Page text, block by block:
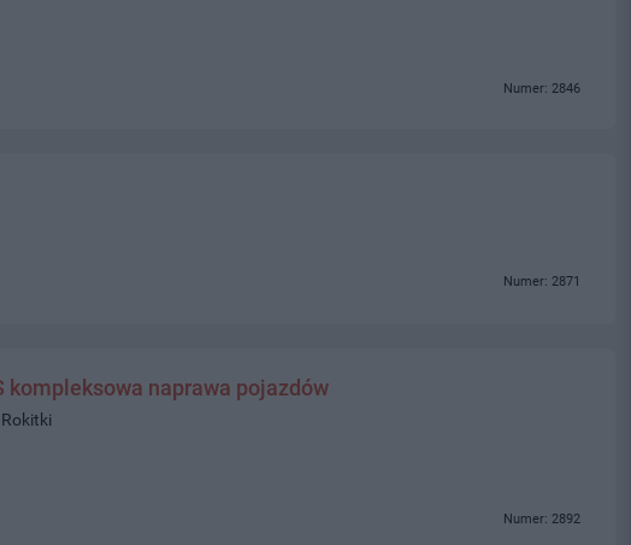
Numer: 2846
Numer: 2871
kompleksowa naprawa pojazdów
Numer: 2892